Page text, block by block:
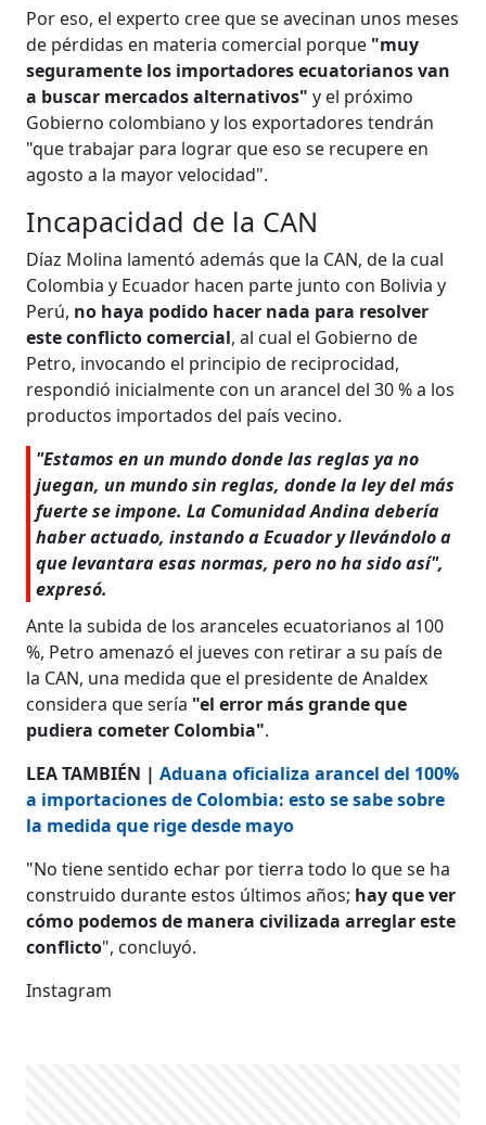
Por eso, el experto cree que se avecinan unos meses
de pérdidas en materia comercial porque "muy
seguramente los importadores ecuatorianos van
a buscar mercados alternativos" y el próximo
Gobierno colombiano y los exportadores tendrán
"que trabajar para lograr que eso se recupere en
agosto a la mayor velocidad".
Incapacidad de la CAN
Díaz Molina lamentó además que la CAN, de la cual
Colombia y Ecuador hacen parte junto con Bolivia y
Perú, no haya podido hacer nada para resolver
este conflicto comercial, al cual el Gobierno de
Petro, invocando el principio de reciprocidad,
respondió inicialmente con un arancel del 30 % a los
productos importados del país vecino.
"Estamos en un mundo donde las reglas ya no
juegan, un mundo sin reglas, donde la ley del más
fuerte se impone. La Comunidad Andina debería
haber actuado, instando a Ecuador y llevándolo a
que levantara esas normas, pero no ha sido así",
expresó.
Ante la subida de los aranceles ecuatorianos al 100
%, Petro amenazó el jueves con retirar a su país de
la CAN, una medida que el presidente de Analdex
considera que sería "el error más grande que
pudiera cometer Colombia".
LEA TAMBIÉN |Aduana oficializa arancel del 100%
a importaciones de Colombia: esto se sabe sobre
la medida que rige desde mayo
"No tiene sentido echar por tierra todo lo que se ha
construido durante estos últimos años; hay que ver
cómo podemos de manera civilizada arreglar este
conflicto", concluyó.
Instagram